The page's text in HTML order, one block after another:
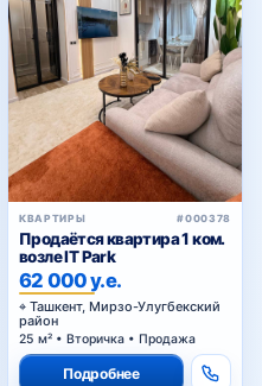
КВАРТИРЫ #000378
Продаётся квартира 1 ком.
возле IT Park
62 000 у.е.
Ташкент, Мирзо-Улугбекский
район
25 м² • Вторичка • Продажа
Подробнее